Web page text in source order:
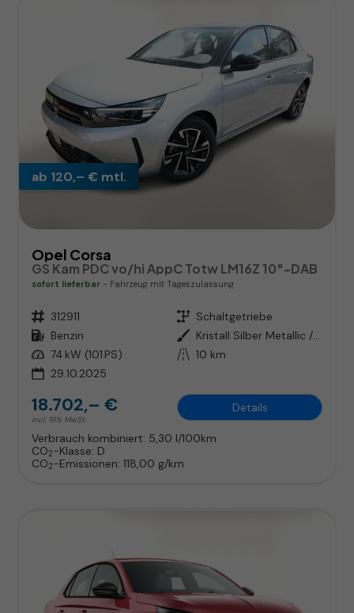
ab 120,– € mtl.
Opel Corsa
GS Kam PDC vo/hi AppC Totw LM16Z 10"-DAB
sofort lieferbar Fahrzeug mit Tageszulassung
Fahrzeugnr. 312911 Getriebe Schaltgetriebe
Kraftstoff Benzin Außenfarbe
Kristall Silber Metallic / Dach:
Leistung 74 kW (101 PS) Kilometerstand 10 km
29.10.2025
18.702,– €
incl. 19% MwSt.
Details
Verbrauch kombiniert: 5,30 l/100km
CO2-Klasse: D
CO2-Emissionen: 118,00 g/km